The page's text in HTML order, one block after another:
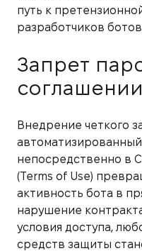
путь к
разработчиков
Запрет
Внедрение четкого
непосредственно в
(Terms of Use)
активность бота в
нарушение
условия доступа,
средств защиты